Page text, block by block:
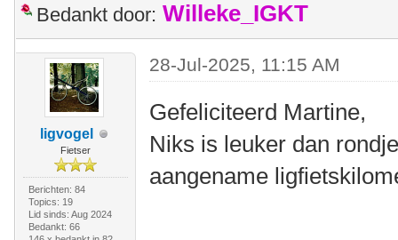
Bedankt door: Willeke_IGKT
ligvogel
Fietser
Berichten: 84
Topics: 19
Lid sinds: Aug 2024
Bedankt: 66
28-Jul-2025, 11:15 AM
Gefeliciteerd Martine,
Niks is leuker dan
aangename